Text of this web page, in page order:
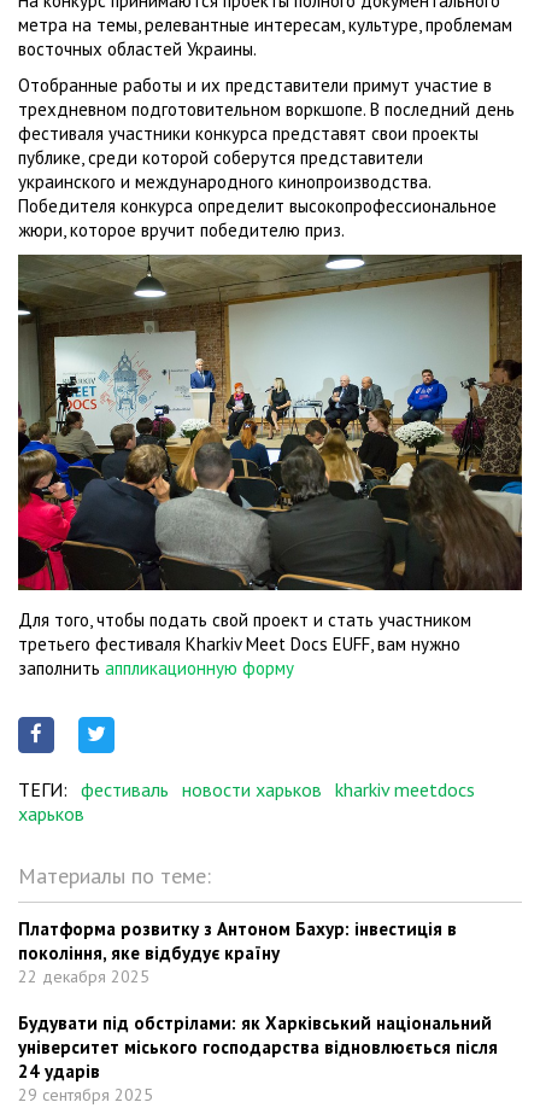
метра на темы, релевантные интересам, культуре, проблемам
восточных областей Украины.
Отобранные работы и их представители примут участие в
трехдневном подготовительном воркшопе. В последний день
фестиваля участники конкурса представят свои проекты
публике, среди которой соберутся представители
украинского и международного кинопроизводства.
Победителя конкурса определит высокопрофессиональное
жюри, которое вручит победителю приз.
Для того, чтобы подать свой проект и стать участником
третьего фестиваля Kharkiv Meet Docs EUFF, вам нужно
заполнить аппликационную форму
ТЕГИ: фестиваль новости харьков kharkiv meetdocs
харьков
Материалы по теме:
Платформа розвитку з Антоном Бахур: інвестиція в
покоління, яке відбудує країну
22 декабря 2025
Будувати під обстрілами: як Харківський національний
університет міського господарства відновлюється після
24 ударів
29 сентября 2025